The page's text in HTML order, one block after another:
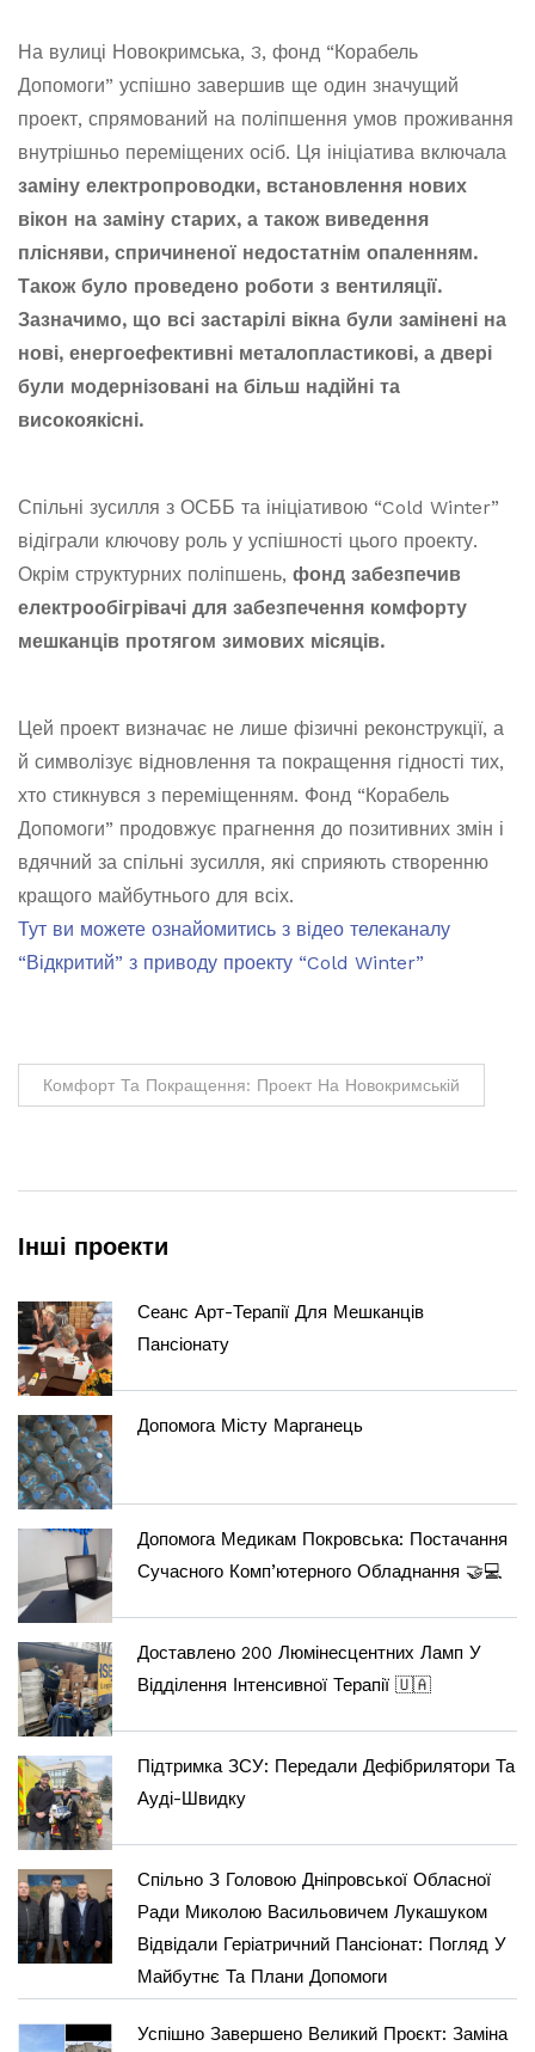
На вулиці Новокримська, 3, фонд “Корабель
Допомоги” успішно завершив ще один значущий
проект, спрямований на поліпшення умов проживання
внутрішньо переміщених осіб. Ця ініціатива включала
заміну електропроводки, встановлення нових
вікон на заміну старих, а також виведення
плісняви, спричиненої недостатнім опаленням.
Також було проведено роботи з вентиляції.
Зазначимо, що всі застарілі вікна були замінені на
нові, енергоефективні металопластикові, а двері
були модернізовані на більш надійні та
високоякісні.
Спільні зусилля з ОСББ та ініціативою “Cold Winter”
відіграли ключову роль у успішності цього проекту.
Окрім структурних поліпшень, фонд забезпечив
електрообігрівачі для забезпечення комфорту
мешканців протягом зимових місяців.
Цей проект визначає не лише фізичні реконструкції, а
й символізує відновлення та покращення гідності тих,
хто стикнувся з переміщенням. Фонд “Корабель
Допомоги” продовжує прагнення до позитивних змін і
вдячний за спільні зусилля, які сприяють створенню
кращого майбутнього для всіх.
Тут ви можете ознайомитись з відео телеканалу
“Відкритий” з приводу проекту “Cold Winter”
Комфорт Та Покращення: Проект На Новокримській
Інші проекти
Сеанс Арт-Терапії Для Мешканців
Пансіонату
Допомога Місту Марганець
Допомога Медикам Покровська: Постачання
Сучасного Комп’ютерного Обладнання 🤝💻
Доставлено 200 Люмінесцентних Ламп У
Відділення Інтенсивної Терапії 🇺🇦
Підтримка ЗСУ: Передали Дефібрилятори Та
Ауді-Швидку
Спільно З Головою Дніпровської Обласної
Ради Миколою Васильовичем Лукашуком
Відвідали Геріатричний Пансіонат: Погляд У
Майбутнє Та Плани Допомоги
Успішно Завершено Великий Проєкт: Заміна